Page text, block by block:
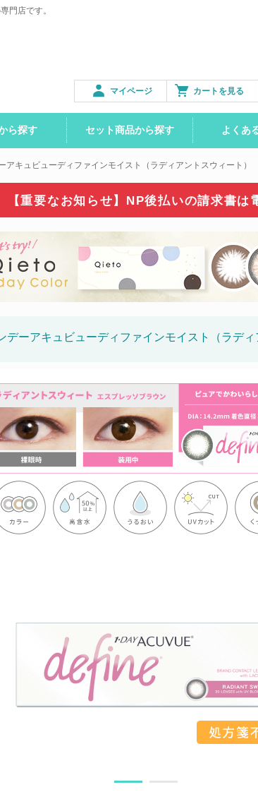
門店です。
カートを見る
マイページ
ら探す セット商品から探す よくあ
アキュビューディファインモイスト（ラディアントスウィート）
【重要なお知らせ】NP後払いの請求書は
デーアキュビューディファインモイスト（ラディ